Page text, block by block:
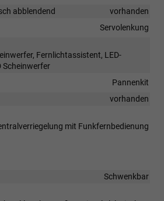
abblendend
vorhanden
Servolenkung
Fernlichtassistent, LED-
Scheinwerfer
Pannenkit
vorhanden
mit Funkfernbedienung
Schwenkbar